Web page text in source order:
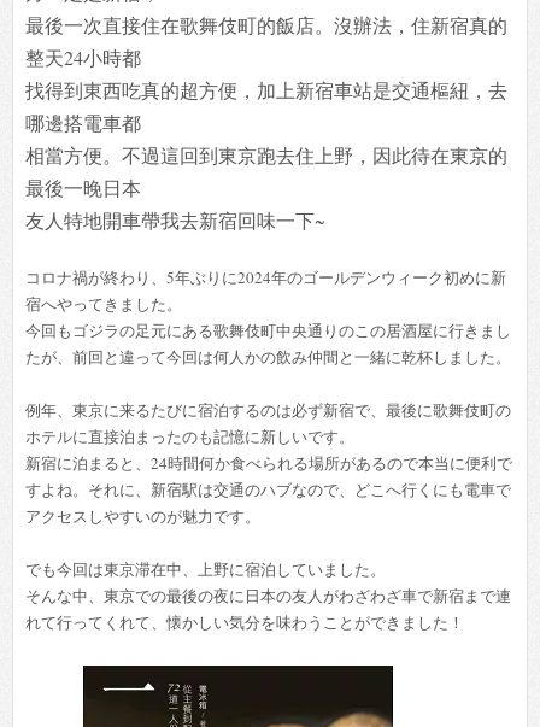
最後一次直接住在歌舞伎町的飯店。沒辦法，住新宿真的
整天24小時都
找得到東西吃真的超方便，加上新宿車站是交通樞紐，去
哪邊搭電車都
相當方便。不過這回到東京跑去住上野，因此待在東京的
最後一晚日本
友人特地開車帶我去新宿回味一下~
コロナ禍が終わり、5年ぶりに2024年のゴールデンウィーク初めに新
宿へやってきました。
今回もゴジラの足元にある歌舞伎町中央通りのこの居酒屋に行きまし
たが、前回と違って今回は何人かの飲み仲間と一緒に乾杯しました。
例年、東京に来るたびに宿泊するのは必ず新宿で、最後に歌舞伎町の
ホテルに直接泊まったのも記憶に新しいです。
新宿に泊まると、24時間何か食べられる場所があるので本当に便利で
すよね。それに、新宿駅は交通のハブなので、どこへ行くにも電車で
アクセスしやすいのが魅力です。
でも今回は東京滞在中、上野に宿泊していました。
そんな中、東京での最後の夜に日本の友人がわざわざ車で新宿まで連
れて行ってくれて、懐かしい気分を味わうことができました！